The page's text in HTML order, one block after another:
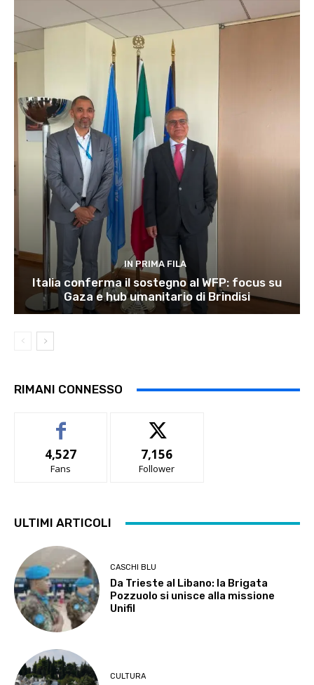
IN PRIMA FILA
Italia conferma il sostegno al WFP: focus su
Gaza e hub umanitario di Brindisi
RIMANI CONNESSO
4,527
Fans
7,156
Follower
ULTIMI ARTICOLI
CASCHI BLU
Da Trieste al Libano: la Brigata
Pozzuolo si unisce alla missione
Unifil
CULTURA